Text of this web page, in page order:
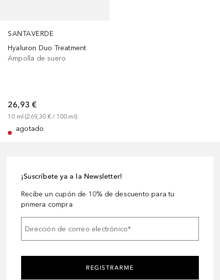
SANTAVERDE
Hyaluron Duo Treatment
Ampolla de suero
26,93 €
10 ml (269,30 € / 100 ml )
agotado
¡Suscríbete ya a la Newsletter!
Recibe un cupón de 10% de descuento para tu
primera compra
Dirección de correo electrónico*
REGISTRARME